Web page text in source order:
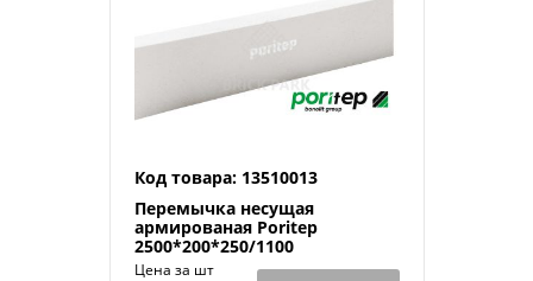
Код товара: 13510013
Перемычка несущая
армированая Poritep
2500*200*250/1100
Цена за шт